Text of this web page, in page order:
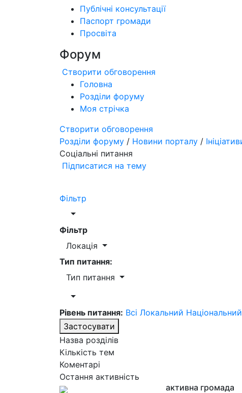
Публічні консультації
Паспорт громади
Просвіта
Форум
Створити обговорення
Головна
Розділи форуму
Моя стрічка
Створити обговорення
Розділи форуму / Новини порталу /
Соціальні питання
Підписатися на тему
Фільтр
Фільтр
Локація
Тип питання:
Тип питання
Рівень питання: Всі Локальний Національний
Застосувати
Назва розділів
Кількість тем
Коментарі
Остання активність
активна громада